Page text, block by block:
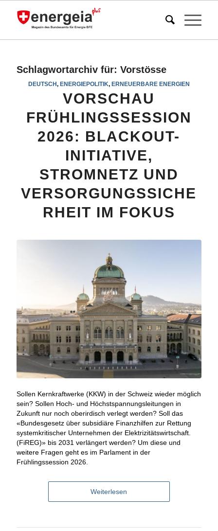
Schlagwortarchiv für: Vorstösse
DEUTSCH, ENERGIEPOLITIK, ERNEUERBARE ENERGIEN
VORSCHAU
FRÜHLINGSSESSION
2026: BLACKOUT-
INITIATIVE,
STROMNETZ UND
VERSORGUNGSSICHE
RHEIT IM FOKUS
Sollen Kernkraftwerke (KKW) in der Schweiz wieder möglich
sein? Sollen Hoch- und Höchstspannungsleitungen in
Zukunft nur noch oberirdisch verlegt werden? Soll das
«Bundesgesetz über subsidiäre Finanzhilfen zur Rettung
systemkritischer Unternehmen der Elektrizitätswirtschaft.
(FiREG)» bis 2031 verlängert werden? Um diese und
weitere Fragen geht es im Parlament in der
Frühlingssession 2026.
Weiterlesen